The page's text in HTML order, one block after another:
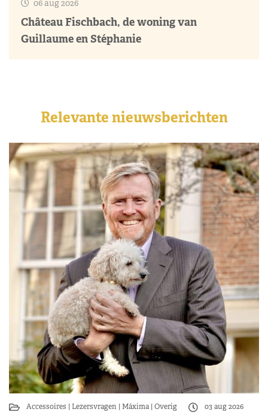
06 aug 2026
Château Fischbach, de woning van
Guillaume en Stéphanie
Relevante nieuwsberichten
Accessoires Lezersvragen Máxima Overig
03 aug 2026